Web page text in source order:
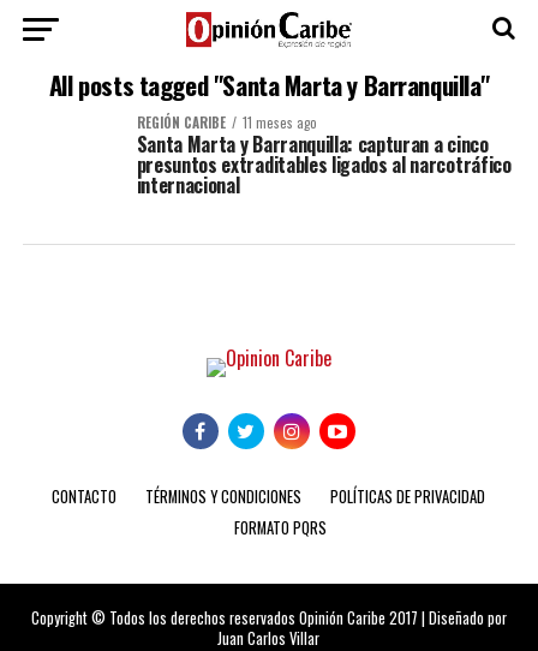
All posts tagged "Santa Marta y Barranquilla"
REGIÓN CARIBE 11 meses ago
Santa Marta y Barranquilla: capturan a cinco
presuntos extraditables ligados al narcotráfico
internacional
CONTACTO TÉRMINOS Y CONDICIONES
POLÍTICAS DE PRIVACIDAD
FORMATO PQRS
Copyright © Todos los derechos reservados Opinión Caribe 2017 | Diseñado por
Juan Carlos Villar